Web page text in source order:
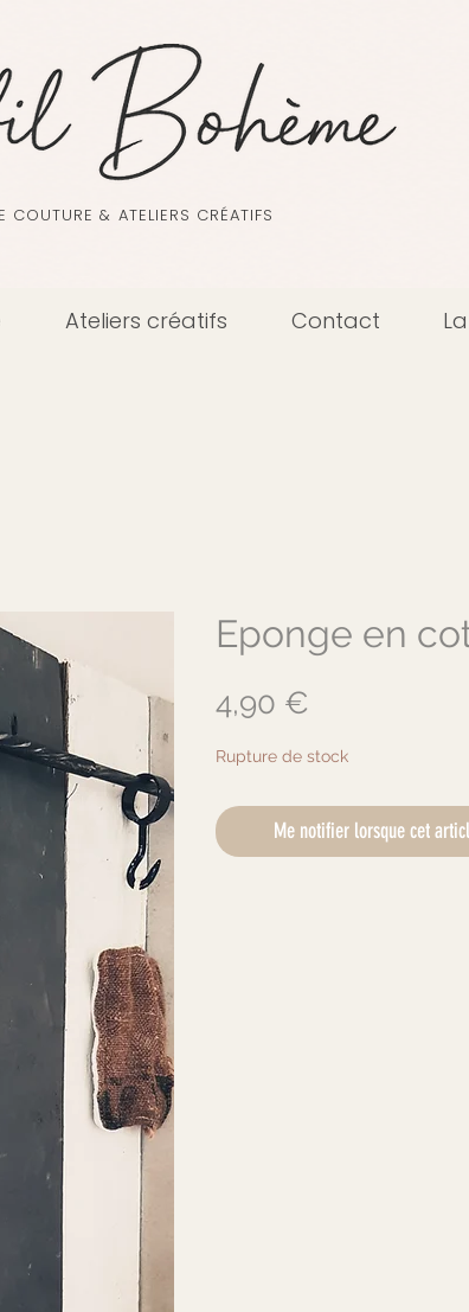
COUTURE & ATELIERS CRÉATIFS
Ateliers créatifs Contact
Eponge en
4,90 €
Rupture de stock
Me notifier lorsque cet